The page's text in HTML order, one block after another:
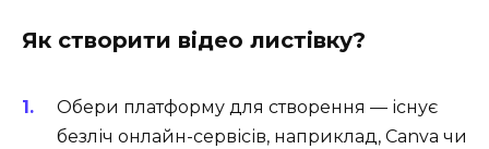
Як створити відео листівку?
Обери платформу для створення — існує
безліч онлайн-сервісів, наприклад, Canva чи